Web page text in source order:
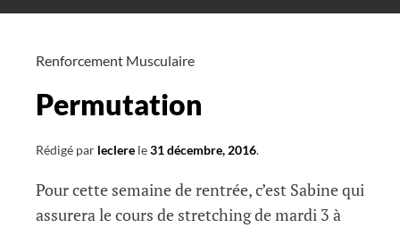
Renforcement Musculaire
Permutation
Rédigé par leclere le31 décembre, 2016.
Pour cette semaine de rentrée, c’est Sabine qui
assurera le cours de stretching de mardi 3 à